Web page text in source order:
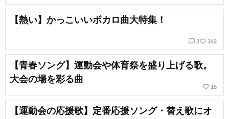
【熱い】かっこいいボカロ曲大特集！
chat_bubble_outline 2favorite_border 342
【青春ソング】運動会や体育祭を盛り上げる歌。
大会の場を彩る曲
favorite_border 15
【運動会の応援歌】定番応援ソング・替え歌にオ